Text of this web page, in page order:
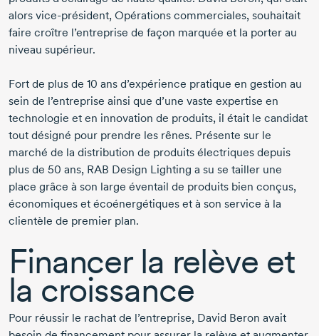
alors vice-président, Opérations commerciales, souhaitait
faire croître l’entreprise de façon marquée et la porter au
niveau supérieur.
Fort de plus de 10 ans d’expérience pratique en gestion au
sein de l’entreprise ainsi que d’une vaste expertise en
technologie et en innovation de produits, il était le candidat
tout désigné pour prendre les rênes. Présente sur le
marché de la distribution de produits électriques depuis
plus de 50 ans, RAB Design Lighting a su se tailler une
place grâce à son large éventail de produits bien conçus,
économiques et écoénergétiques et à son service à la
clientèle de premier plan.
Financer la relève et
la croissance
Pour réussir le rachat de l’entreprise, David Beron avait